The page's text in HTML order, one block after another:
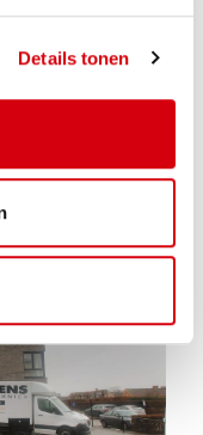
Details tonen